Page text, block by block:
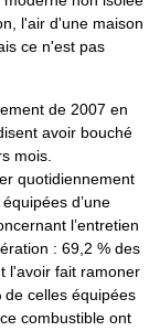
l'air d'une maison
ce n'est pas
de 2007 en
avoir bouché
mois.
quotidiennement
d’une
l’entretien
: 69,2 % des
l'avoir fait ramoner
de celles équipées
combustible ont